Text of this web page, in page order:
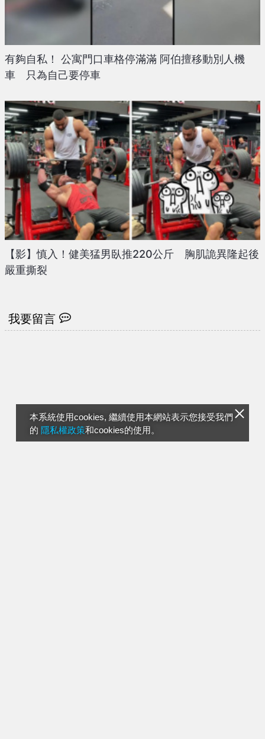
本系統使用cookies, 繼續使用本網站表示您接受我們
的 隱私權政策和cookies的使用。
有夠自私！ 公寓門口車格停滿滿 阿伯擅移動別人機
車 只為自己要停車
【影】慎入！健美猛男臥推220公斤 胸肌詭異隆起後
嚴重撕裂
我要留言